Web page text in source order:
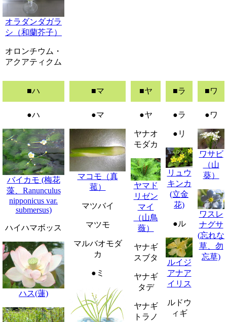
オラダンダガラ
シ（和蘭芥子）
オロンチウム・
アクアティクム
■ハ
●ハ
バイカモ (梅花
藻、Ranunculus
nipponicus var.
submersus)
ハイハマボッス
ハス(蓮)
■マ
●マ
マコモ（真
菰）
マツバイ
マツモ
マルバオモダ
カ
●ミ
■ヤ
●ヤ
ヤナオ
モダカ
ヤマド
リゼン
マイ
（山鳥
薇）
ヤナギ
スブタ
ヤナギ
タデ
ヤナギ
トラノ
■ラ
●ラ
●リ
リュウ
キンカ
(立金
花)
●ル
ルイジ
アナア
イリス
ルドウ
ィギ
■ワ
●ワ
ワサビ
（山
葵）
ワスレ
ナグサ
(忘れな
草、勿
忘草)